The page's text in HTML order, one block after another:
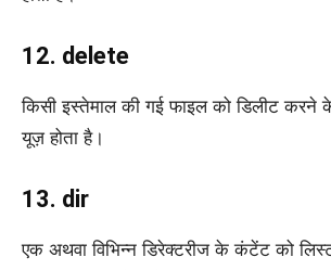
12. delete
किसी इस्तेमाल की गई फाइल को डिलीट करने
यूज़ होता है।
13. dir
एक अथवा विभिन्न डिरेक्टरीज के कंटेंट को